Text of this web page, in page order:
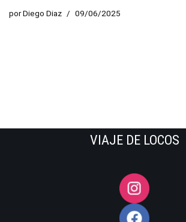
porDiego Diaz 09/06/2025
VIAJE DE LOCOS